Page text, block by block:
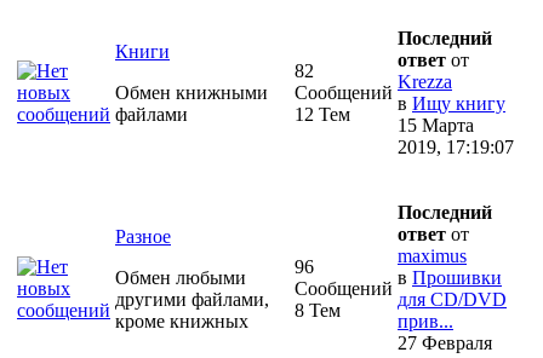
Книги
Обмен книжными
файлами
82
Сообщений
12 Тем
Последний
ответ от
Krezza
в Ищу книгу
15 Марта
2019, 17:19:07
Разное
Обмен любыми
другими файлами,
кроме книжных
96
Сообщений
8 Тем
Последний
ответ от
maximus
в Прошивки
для CD/DVD
прив...
27 Февраля